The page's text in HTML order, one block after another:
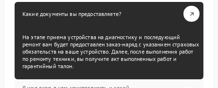
Какие документы вы предоставляете?
На этапе приема устройства на диагностику и последующий
ремонт вам будет предоставлен заказ-наряд с указанием страховых
обязательств на ваше устройство. Далее, после выполнения работ
по ремонту техники, вы получите акт выполненных работ и
гарантийный талон.